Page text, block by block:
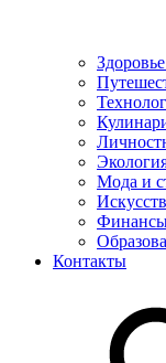
Мода и
Контакты